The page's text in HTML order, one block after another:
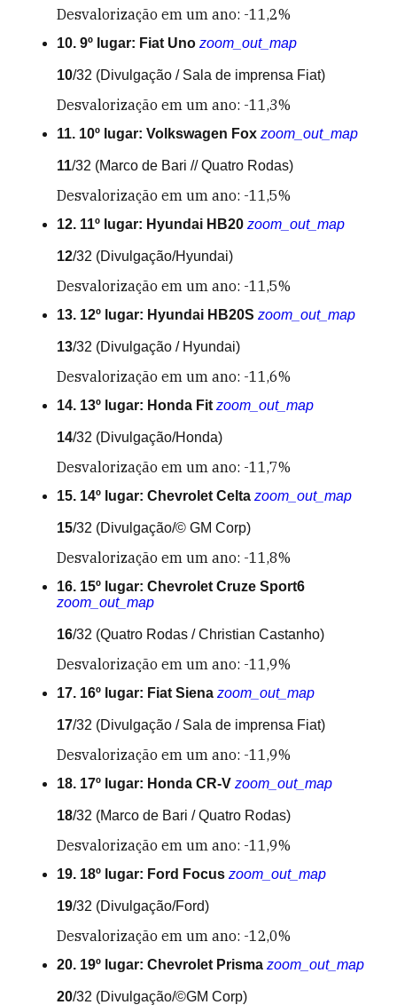
Desvalorização em um ano: -11,2%
10. 9º lugar: Fiat Uno zoom_out_map
10/32 (Divulgação / Sala de imprensa Fiat)
Desvalorização em um ano: -11,3%
11. 10º lugar: Volkswagen Fox zoom_out_map
11/32 (Marco de Bari // Quatro Rodas)
Desvalorização em um ano: -11,5%
12. 11º lugar: Hyundai HB20 zoom_out_map
12/32 (Divulgação/Hyundai)
Desvalorização em um ano: -11,5%
13. 12º lugar: Hyundai HB20S zoom_out_map
13/32 (Divulgação / Hyundai)
Desvalorização em um ano: -11,6%
14. 13º lugar: Honda Fit zoom_out_map
14/32 (Divulgação/Honda)
Desvalorização em um ano: -11,7%
15. 14º lugar: Chevrolet Celta zoom_out_map
15/32 (Divulgação/© GM Corp)
Desvalorização em um ano: -11,8%
16. 15º lugar: Chevrolet Cruze Sport6
zoom_out_map
16/32 (Quatro Rodas / Christian Castanho)
Desvalorização em um ano: -11,9%
17. 16º lugar: Fiat Siena zoom_out_map
17/32 (Divulgação / Sala de imprensa Fiat)
Desvalorização em um ano: -11,9%
18. 17º lugar: Honda CR-V zoom_out_map
18/32 (Marco de Bari / Quatro Rodas)
Desvalorização em um ano: -11,9%
19. 18º lugar: Ford Focus zoom_out_map
19/32 (Divulgação/Ford)
Desvalorização em um ano: -12,0%
20. 19º lugar: Chevrolet Prisma zoom_out_map
20/32 (Divulgação/©GM Corp)